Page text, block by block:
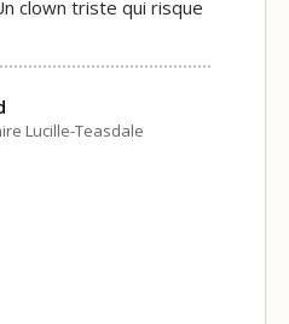
clown triste qui risque
Lucille-Teasdale